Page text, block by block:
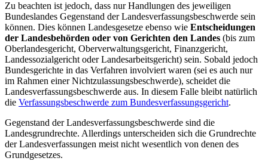
Zu beachten ist jedoch, dass nur Handlungen des jeweiligen
Bundeslandes Gegenstand der Landesverfassungsbeschwerde sein
können. Dies können Landesgesetze ebenso wie Entscheidungen
der Landesbehörden oder von Gerichten den Landes (bis zum
Oberlandesgericht, Oberverwaltungsgericht, Finanzgericht,
Landessozialgericht oder Landesarbeitsgericht) sein. Sobald jedoch
Bundesgerichte in das Verfahren involviert waren (sei es auch nur
im Rahmen einer Nichtzulassungsbeschwerde), scheidet die
Landesverfassungsbeschwerde aus. In diesem Falle bleibt natürlich
die Verfassungsbeschwerde zum Bundesverfassungsgericht.
Gegenstand der Landesverfassungsbeschwerde sind die
Landesgrundrechte. Allerdings unterscheiden sich die Grundrechte
der Landesverfassungen meist nicht wesentlich von denen des
Grundgesetzes.